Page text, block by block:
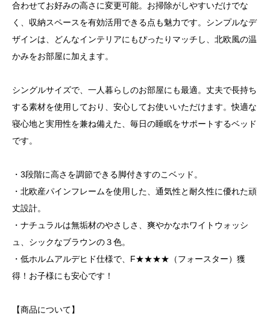
合わせてお好みの高さに変更可能。お掃除がしやすいだけでな
く、収納スペースを有効活用できる点も魅力です。シンプルなデ
ザインは、どんなインテリアにもぴったりマッチし、北欧風の温
かみをお部屋に加えます。
シングルサイズで、一人暮らしのお部屋にも最適。丈夫で長持ち
する素材を使用しており、安心してお使いいただけます。快適な
寝心地と実用性を兼ね備えた、毎日の睡眠をサポートするベッド
です。
・3段階に高さを調節できる脚付きすのこベッド。
・北欧産パインフレームを使用した、通気性と耐久性に優れた頑
丈設計。
・ナチュラルは無垢材のやさしさ、爽やかなホワイトウォッシ
ュ、シックなブラウンの３色。
・低ホルムアルデヒド仕様で、F★★★★（フォースター）獲
得！お子様にも安心です！
【商品について】